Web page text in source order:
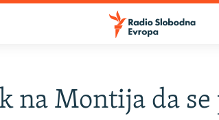
na Montija da se